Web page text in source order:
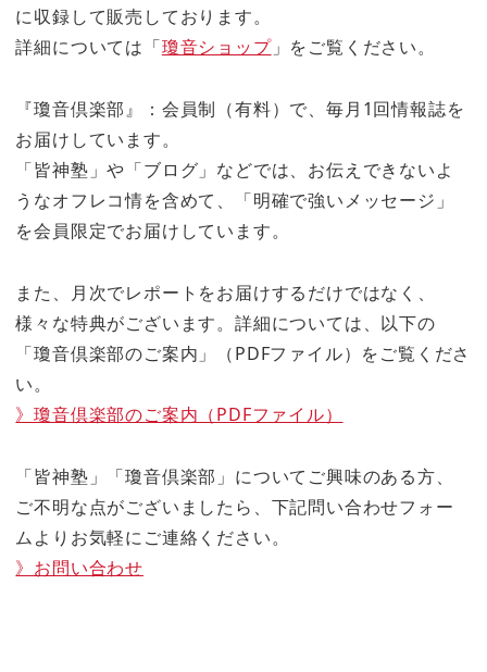
に収録して販売しております。
詳細については「瓊音ショップ」をご覧ください。
『瓊音倶楽部』：会員制（有料）で、毎月1回情報誌を
お届けしています。
「皆神塾」や「ブログ」などでは、お伝えできないよ
うなオフレコ情を含めて、「明確で強いメッセージ」
を会員限定でお届けしています。
また、月次でレポートをお届けするだけではなく、
様々な特典がございます。詳細については、以下の
「瓊音倶楽部のご案内」（PDFファイル）をご覧くださ
い。
》瓊音倶楽部のご案内（PDFファイル）
「皆神塾」「瓊音倶楽部」についてご興味のある方、
ご不明な点がございましたら、下記問い合わせフォー
ムよりお気軽にご連絡ください。
》お問い合わせ